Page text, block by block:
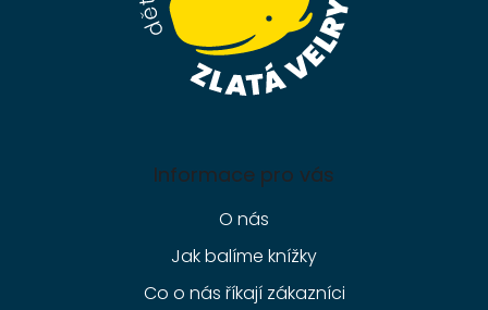
Informace pro vás
O nás
Jak balíme knížky
Co o nás říkají zákazníci